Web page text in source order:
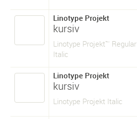
Linotype Projekt
kursiv
Linotype Projekt™ Regular
Italic
Linotype Projekt
kursiv
Linotype Projekt Italic